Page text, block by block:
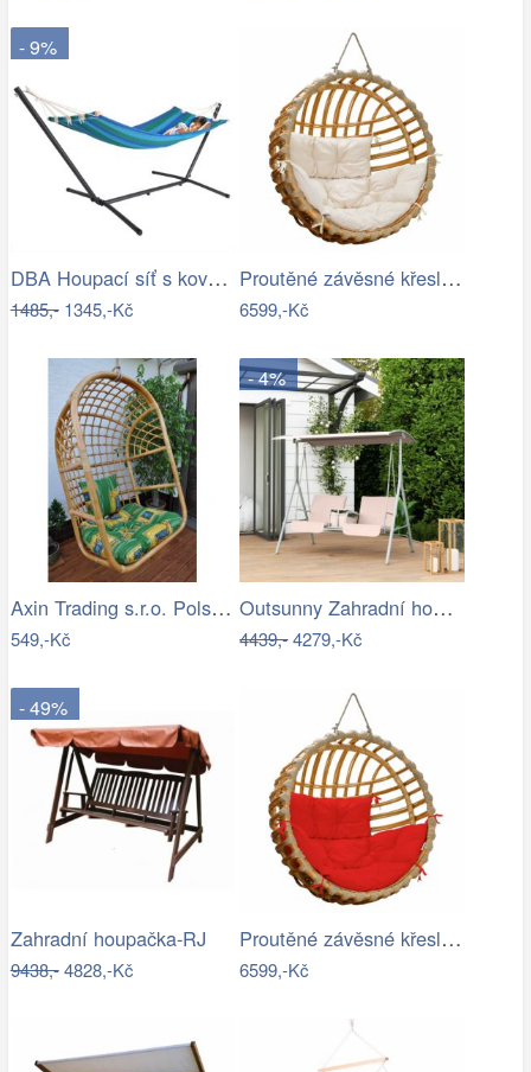
- 9%
DBA Houpací síť s kovovým rámem 200 x…
1485,-1345,-Kč
Proutěné závěsné křeslo Elis, přírodní…
6599,-Kč
Axin Trading s.r.o. Polstr na závěsnou…
549,-Kč
- 4%
Outsunny Zahradní houpačka, dvoumístná,…
4439,-4279,-Kč
- 49%
Zahradní houpačka-RJ
9438,-4828,-Kč
Proutěné závěsné křeslo Elis, přírodní…
6599,-Kč